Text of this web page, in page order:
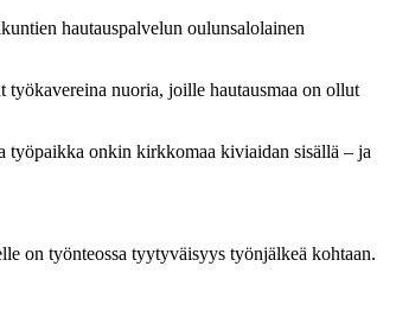
hautauspalvelun oulunsalolainen
työkavereina nuoria, joille hautausmaa on ollut
työpaikka onkin kirkkomaa kiviaidan sisällä – ja
on työnteossa tyytyväisyys työnjälkeä kohtaan.